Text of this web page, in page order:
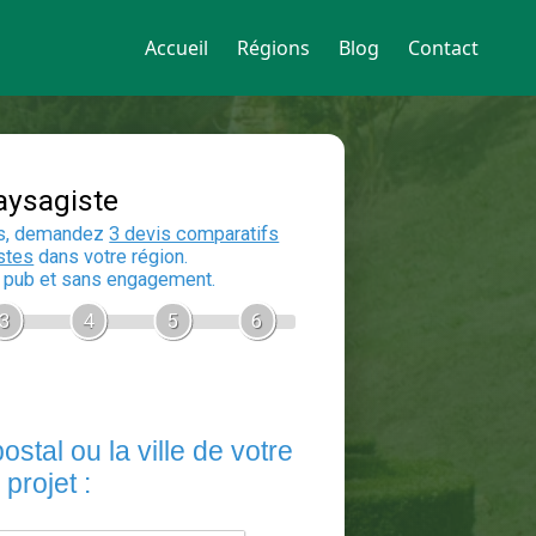
Accueil Régions Blog Contact
Devis Paysagiste
En 5 minutes, demandez
auxpaysagistesdans votre région.
Gratuit, sans pub et sans engagement.